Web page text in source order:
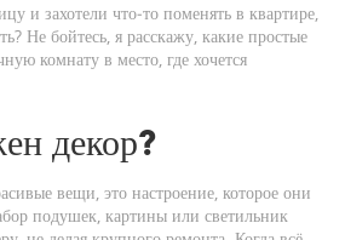
и захотели что‑то поменять в квартире,
Не бойтесь, я расскажу, какие простые
комнату в место, где хочется
декор?
вещи, это настроение, которое они
подушек, картины или светильник